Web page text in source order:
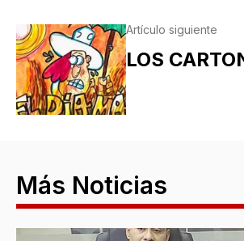
Artículo siguiente
LOS
Más Noticias